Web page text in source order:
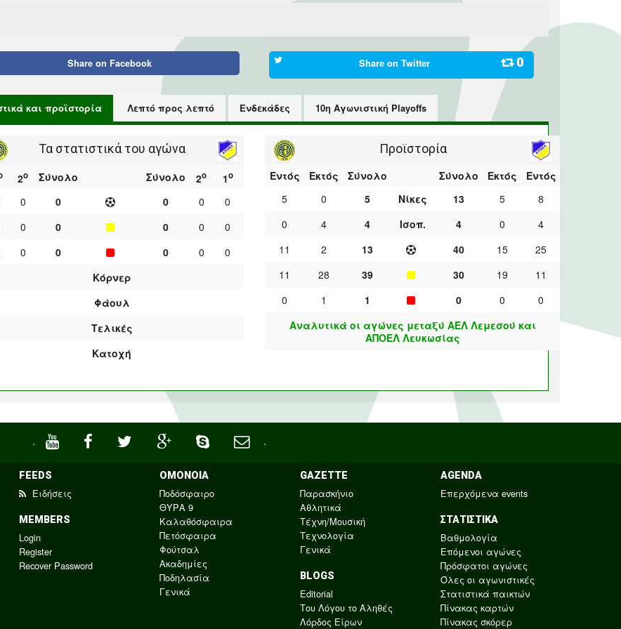
Share on Facebook Share on Twitter 0
και προϊστορία Λεπτό προς λεπτό Ενδεκάδες 10η Αγωνιστική Playoffs
Τα στατιστικά του αγώνα
2ο Σύνολο Σύνολο 2ο 1ο
0 0 0 0
0
0 0 0 0
0
0 0 0 0
0
Κόρνερ
Φάουλ
Τελικές
Κατοχή
Προϊστορία
Εντός Εκτός Σύνολο Σύνολο Εκτός
Εντός
5
0 5 Νίκες 13 5
8
0
4 4 Ισοπ. 4 0
4
11
2 13 40 15
25
11
28 39 30 19
11
0
1 1 0 0
0
Αναλυτικά οι αγώνες μεταξύ ΑΕΛ Λεμεσού και
ΑΠΟΕΛ Λευκωσίας
· ·
FEEDS
Ειδήσεις
MEMBERS
Login
Register
Recover Password
ΟΜΟΝΟΙΑ
Ποδόσφαιρο
ΘΥΡΑ 9
Καλαθόσφαιρα
Πετόσφαιρα
Φούτσαλ
Ακαδημίες
Ποδηλασία
Γενικά
GAZETTE
Παρασκήνιο
Αθλητικά
Τέχνη/Μουσική
Τεχνολογία
Γενικά
BLOGS
Editorial
Του Λόγου το Αληθές
Λόρδος Είρων
AGENDA
Επερχόμενα events
ΣΤΑΤΙΣΤΙΚΑ
Βαθμολογία
Επόμενοι αγώνες
Πρόσφατοι αγώνες
Όλες οι αγωνιστικές
Στατιστικά παικτών
Πίνακας καρτών
Πίνακας σκόρερ